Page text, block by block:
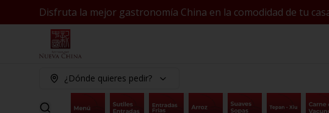
Disfruta la mejor gastronomía China en la comodidad de tu
¿Dónde quieres pedir?